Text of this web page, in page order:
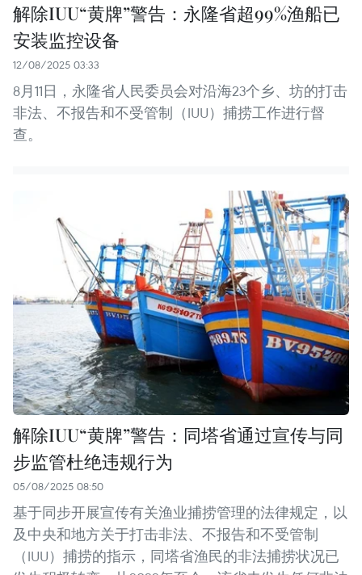
解除IUU“黄牌”警告：永隆省超99%渔船已
安装监控设备
12/08/2025 03:33
8月11日，永隆省人民委员会对沿海23个乡、坊的打击
非法、不报告和不受管制（IUU）捕捞工作进行督
查。
解除IUU“黄牌”警告：同塔省通过宣传与同
步监管杜绝违规行为
05/08/2025 08:50
基于同步开展宣传有关渔业捕捞管理的法律规定，以
及中央和地方关于打击非法、不报告和不受管制
（IUU）捕捞的指示，同塔省渔民的非法捕捞状况已